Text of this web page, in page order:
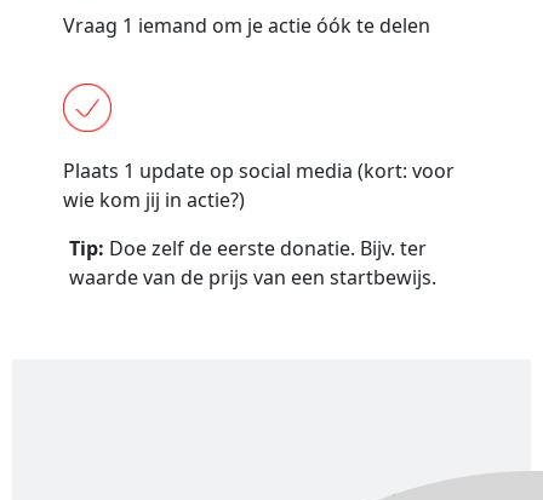
Vraag 1 iemand om je actie óók te delen
Plaats 1 update op social media (kort: voor
wie kom jij in actie?)
Tip: Doe zelf de eerste donatie. Bijv. ter
waarde van de prijs van een startbewijs.